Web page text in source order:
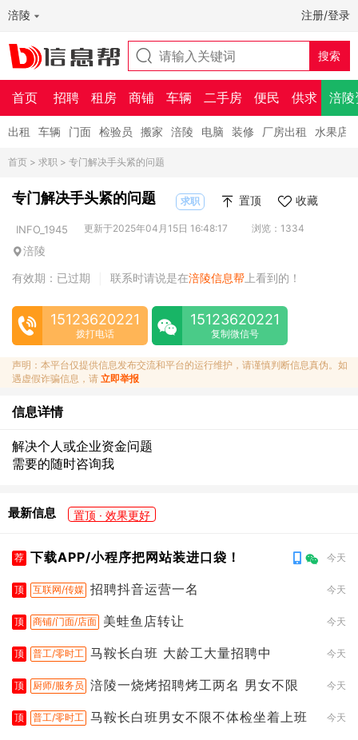
涪陵 注册/登录
首页 招聘 租房 商铺 车辆 二手房 便民 供求 涪陵
出租 车辆 门面 检验员 搬家 涪陵 电脑 装修 厂房出租 水果店
首页 > 求职 > 专门解决手头紧的问题
专门解决手头紧的问题 求职 置顶 收藏
INFO_1945 更新于2025年04月15日 16:48:17 浏览：1334
涪陵
有效期：已过期
联系时请说是在涪陵信息帮 上看到的！
15123620221
拨打电话
15123620221
复制微信号
声明：本平台仅提供信息发布交流和平台的运行维护，请谨慎判断信息真伪。如
遇虚假诈骗信息，请 立即举报
信息详情
解决个人或企业资金问题
需要的随时咨询我
最新信息 置顶 · 效果更好
荐 下载APP/小程序把网站装进口袋！ 今天
顶 互联网/传媒 招聘抖音运营一名 今天
顶 商铺/门面/店面 美蛙鱼店转让 今天
顶 普工/零时工 马鞍长白班 大龄工大量招聘中 今天
顶 厨师/服务员 涪陵一烧烤招聘烤工两名 男女不限 今天
顶 普工/零时工 马鞍长白班男女不限不体检坐着上班 今天